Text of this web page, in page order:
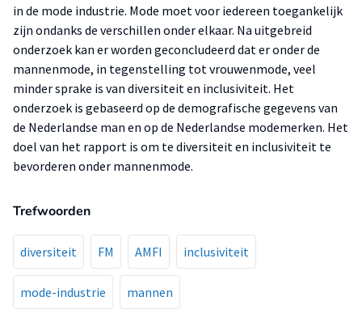
in de mode industrie. Mode moet voor iedereen toegankelijk
zijn ondanks de verschillen onder elkaar. Na uitgebreid
onderzoek kan er worden geconcludeerd dat er onder de
mannenmode, in tegenstelling tot vrouwenmode, veel
minder sprake is van diversiteit en inclusiviteit. Het
onderzoek is gebaseerd op de demografische gegevens van
de Nederlandse man en op de Nederlandse modemerken. Het
doel van het rapport is om te diversiteit en inclusiviteit te
bevorderen onder mannenmode.
Trefwoorden
diversiteit FM AMFI inclusiviteit
mode-industrie mannen